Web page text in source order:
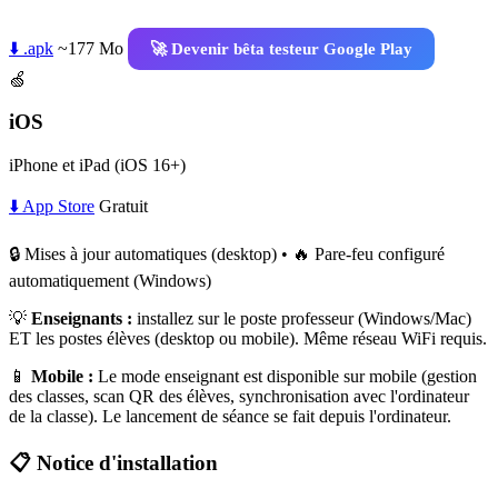
⬇️ .apk ~177 Mo
🚀 Devenir bêta testeur Google Play
🍏
iOS
iPhone et iPad (iOS 16+)
⬇️ App Store Gratuit
🔒 Mises à jour automatiques (desktop) • 🔥 Pare-feu configuré
automatiquement (Windows)
💡 Enseignants : installez sur le poste professeur (Windows/Mac)
ET les postes élèves (desktop ou mobile). Même réseau WiFi requis.
📱 Mobile : Le mode enseignant est disponible sur mobile (gestion
des classes, scan QR des élèves, synchronisation avec l'ordinateur
de la classe). Le lancement de séance se fait depuis l'ordinateur.
📋 Notice d'installation